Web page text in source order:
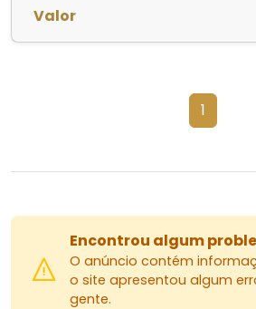
Valor
1
Encontrou algum
O anúncio contém
o site apresentou algum
gente.